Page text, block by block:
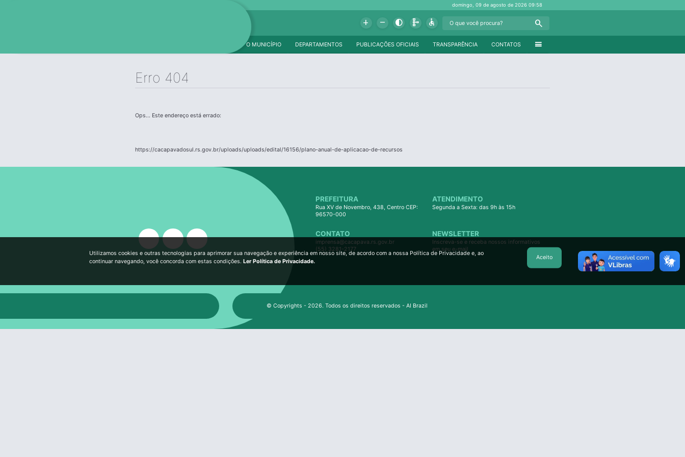
domingo, 09 de agosto de 202609:58
Add Remove Contrast Schema Accessible Search
menu
CONTATOS
TRANSPARÊNCIA
PUBLICAÇÕES OFICIAIS
DEPARTAMENTOS
O MUNICÍPIO
Erro 404
Ops... Este endereço está errado:
https://cacapavadosul.rs.gov.br/uploads/uploads/edital/16156/plano-anual-de-aplicacao-de-recursos
PREFEITURA
Rua XV de Novembro, 438, Centro CEP:
96570-000
ATENDIMENTO
Segunda a Sexta: das 9h às 15h
CONTATO
imprensa@cacapava.rs.gov.br
(55) 3281-2177
NEWSLETTER
Inscreva-se e receba nossos informativos
em seu e-mail
© Copyrights - 2026. Todos os direitos reservados - AI Brazil
Utilizamos cookies e outras tecnologias para aprimorar sua navegação e experiência em nosso site, de acordo com a nossa Política de Privacidade e, ao
continuar navegando, você concorda com estas condições. Ler Política de Privacidade.
Aceito